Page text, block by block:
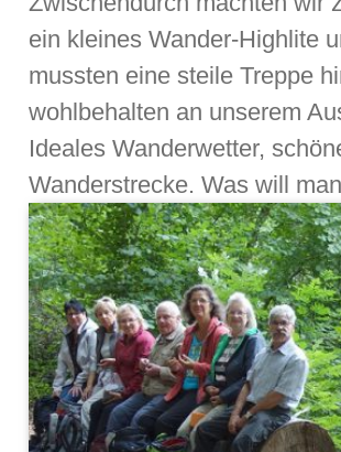
ein kleines Wander-Highlite
mussten eine steile Treppe
wohlbehalten an unserem
Ideales Wanderwetter,
Wanderstrecke. Was will